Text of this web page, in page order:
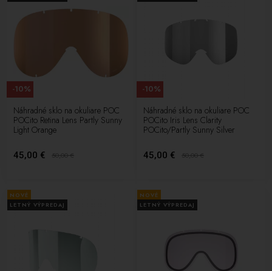
Náhradné sklo na okuliare POC
POCito Retina Lens Partly Sunny
Light Orange
45,00 € 50,00€
-10%
Náhradné sklo na okuliare POC
POCito Iris Lens Clarity
POCito/Partly Sunny Silver
45,00 € 50,00€
-10%
NOVÉ
LETNÝ VÝPREDAJ
NOVÉ
LETNÝ VÝPREDAJ